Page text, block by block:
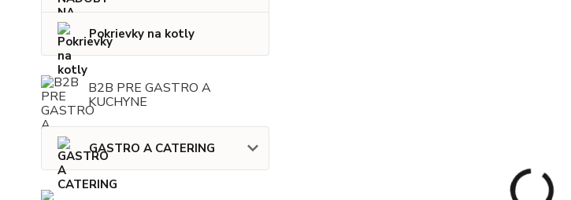
Pokrievky na kotly
B2B PRE GASTRO A
KUCHYNE
GASTRO A CATERING